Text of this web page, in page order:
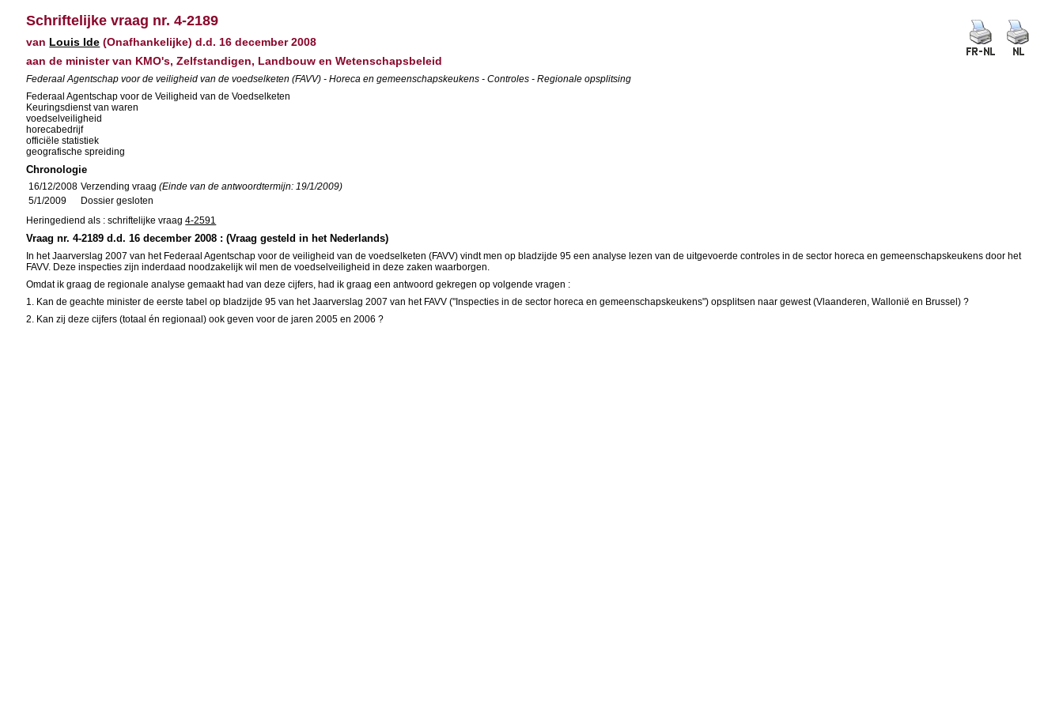
Schriftelijke vraag nr. 4-2189
van Louis Ide (Onafhankelijke) d.d. 16 december 2008
aan de minister van KMO's, Zelfstandigen, Landbouw en Wetenschapsbeleid
Federaal Agentschap voor de veiligheid van de voedselketen (FAVV) - Horeca en gemeenschapskeukens - Controles - Regionale opsplitsing
Federaal Agentschap voor de Veiligheid van de Voedselketen
Keuringsdienst van waren
voedselveiligheid
horecabedrijf
officiële statistiek
geografische spreiding
Chronologie
16/12/2008 Verzending vraag(Einde van de antwoordtermijn: 19/1/2009)
5/1/2009
Dossier gesloten
Heringediend als : schriftelijke vraag4-2591
Vraag nr. 4-2189 d.d. 16 december 2008 : (Vraag gesteld in het Nederlands)
In het Jaarverslag 2007 van het Federaal Agentschap voor de veiligheid van de voedselketen (FAVV) vindt men op bladzijde 95 een analyse lezen van de uitgevoerde controles in de sector horeca en gemeenschapskeukens door het
FAVV. Deze inspecties zijn inderdaad noodzakelijk wil men de voedselveiligheid in deze zaken waarborgen.
Omdat ik graag de regionale analyse gemaakt had van deze cijfers, had ik graag een antwoord gekregen op volgende vragen :
1. Kan de geachte minister de eerste tabel op bladzijde 95 van het Jaarverslag 2007 van het FAVV ("Inspecties in de sector horeca en gemeenschapskeukens") opsplitsen naar gewest (Vlaanderen, Wallonië en Brussel) ?
2. Kan zij deze cijfers (totaal én regionaal) ook geven voor de jaren 2005 en 2006 ?